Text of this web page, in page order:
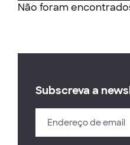
Não foram
Subscreva a